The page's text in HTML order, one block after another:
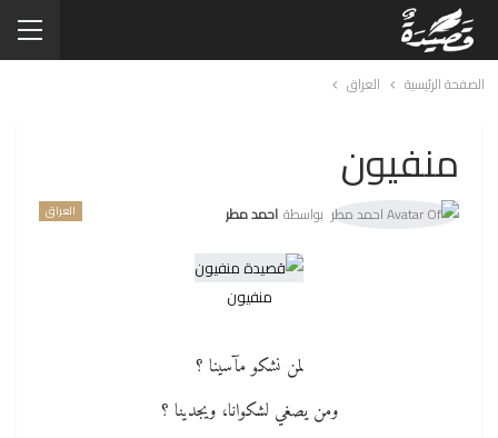
الصفحة الرئيسية العراق
منفيون
العراق بواسطة احمد مطر
منفيون
لمن نشكو مآسينا ؟
ومن يصغي لشكوانا، ويجدينا ؟